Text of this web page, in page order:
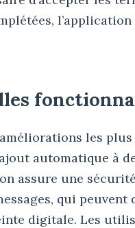
améliorations les
automatique à
assure une
qui
digitale. Les